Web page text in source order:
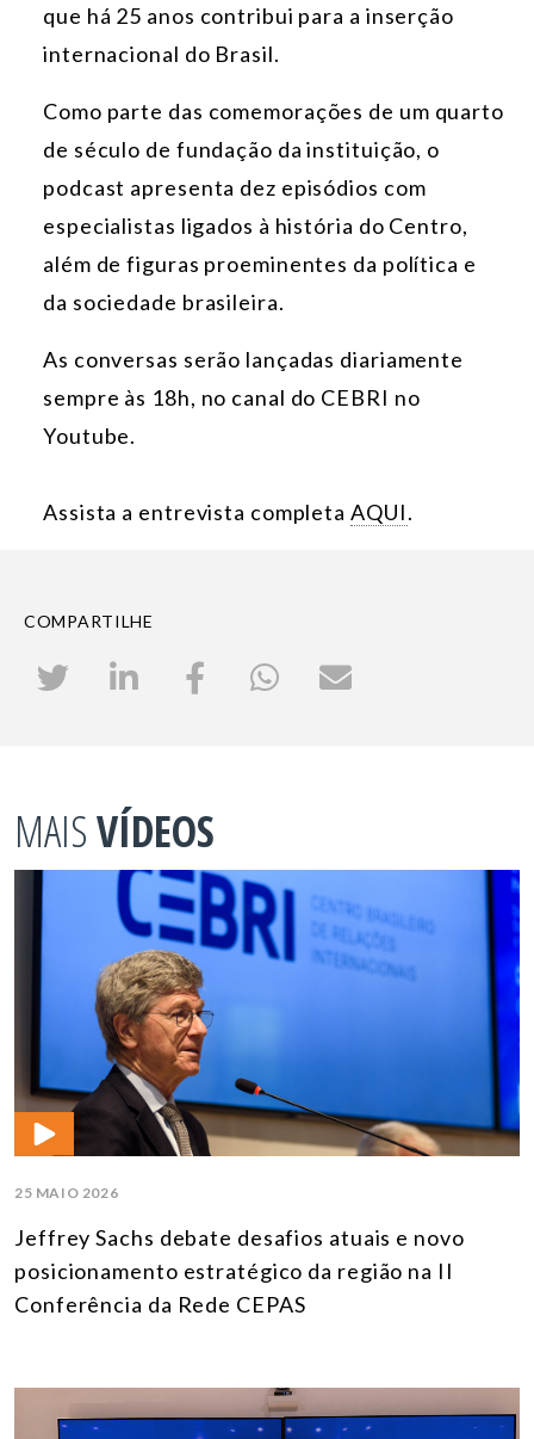
que há 25 anos contribui para a inserção
internacional do Brasil.
Como parte das comemorações de um quarto
de século de fundação da instituição, o
podcast apresenta dez episódios com
especialistas ligados à história do Centro,
além de figuras proeminentes da política e
da sociedade brasileira.
As conversas serão lançadas diariamente
sempre às 18h, no canal do CEBRI no
Youtube.
Assista a entrevista completa AQUI.
COMPARTILHE
MAISVÍDEOS
25 MAIO 2026
Jeffrey Sachs debate desafios atuais e novo
posicionamento estratégico da região na II
Conferência da Rede CEPAS